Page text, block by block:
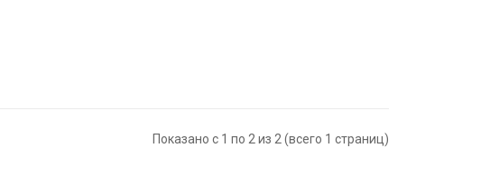
Показано с 1 по 2 из 2 (всего 1 страниц)